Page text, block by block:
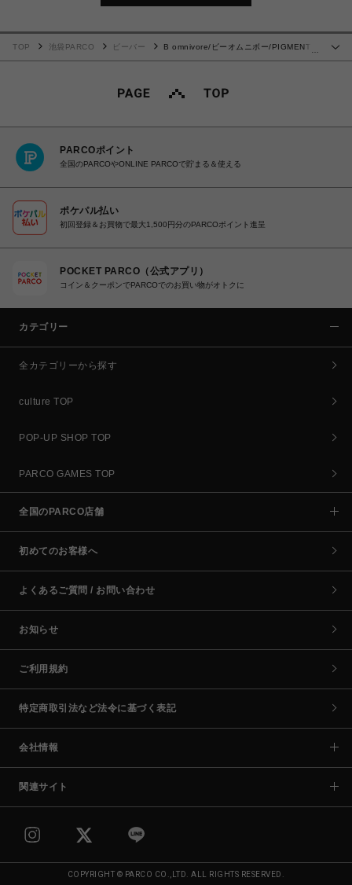
TOP 池袋PARCO ビーバー
B omnivore/ビーオムニボー/PIGMENT
PARCOポイント
全国のPARCOやONLINE PARCOで貯まる＆使える
ポケパル払い
初回登録＆お買物で最大1,500円分のPARCOポイント進呈
POCKET PARCO（公式アプリ）
コイン＆クーポンでPARCOでのお買い物がオトクに
カテゴリー
全カテゴリーから探す
culture TOP
POP-UP SHOP TOP
PARCO GAMES TOP
全国のPARCO店舗
初めてのお客様へ
よくあるご質問 / お問い合わせ
お知らせ
ご利用規約
特定商取引法など法令に基づく表記
会社情報
関連サイト
COPYRIGHT © PARCO CO.,LTD. ALL RIGHTS RESERVED.